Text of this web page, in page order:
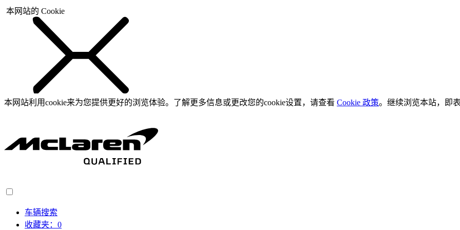
本网站的 Cookie
本网站利用cookie来为您提供更好的浏览体验。了解更多信息或更改您的cookie设置，请查看 Cookie 政策。继续浏览本站，即
车辆搜索
收藏夹： 0